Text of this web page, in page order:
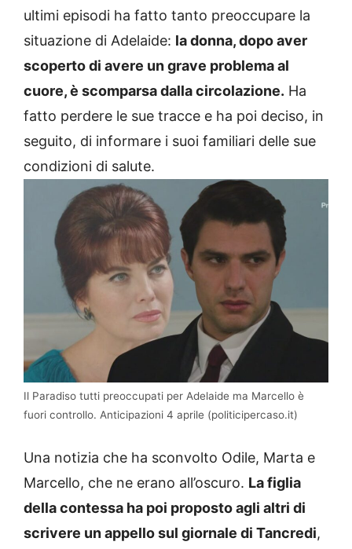
ultimi episodi ha fatto tanto preoccupare la
situazione di Adelaide: la donna, dopo aver
scoperto di avere un grave problema al
cuore, è scomparsa dalla circolazione. Ha
fatto perdere le sue tracce e ha poi deciso, in
seguito, di informare i suoi familiari delle sue
condizioni di salute.
Il Paradiso tutti preoccupati per Adelaide ma Marcello è
fuori controllo. Anticipazioni 4 aprile (politicipercaso.it)
Una notizia che ha sconvolto Odile, Marta e
Marcello, che ne erano all’oscuro. La figlia
della contessa ha poi proposto agli altri di
scrivere un appello sul giornale di Tancredi,